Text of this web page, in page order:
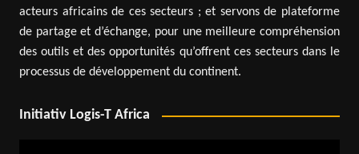
acteurs africains de ces secteurs ; et servons de plateforme
de partage et d’échange, pour une meilleure compréhension
des outils et des opportunités qu’offrent ces secteurs dans le
processus de développement du continent.
Initiativ Logis-T Africa